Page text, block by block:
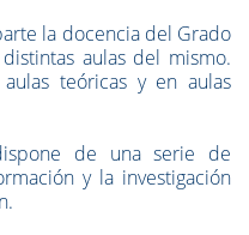
la docencia del Grado
aulas del mismo.
teóricas y en aulas
de una serie de
y la investigación